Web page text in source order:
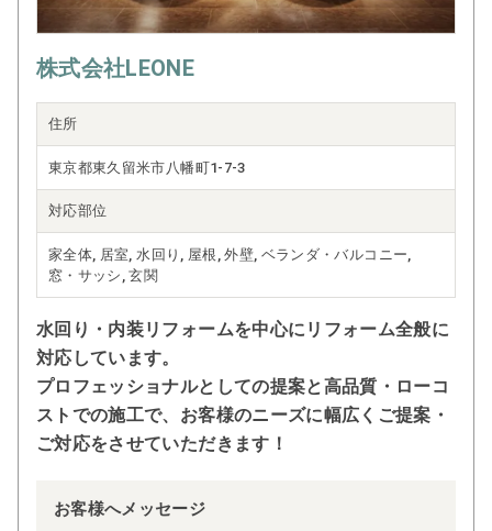
株式会社LEONE
住所
東京都東久留米市八幡町1-7-3
対応部位
家全体, 居室, 水回り, 屋根, 外壁, ベランダ・バルコニー,
窓・サッシ, 玄関
水回り・内装リフォームを中心にリフォーム全般に
対応しています。
プロフェッショナルとしての提案と高品質・ローコ
ストでの施工で、お客様のニーズに幅広くご提案・
ご対応をさせていただきます！
お客様へメッセージ